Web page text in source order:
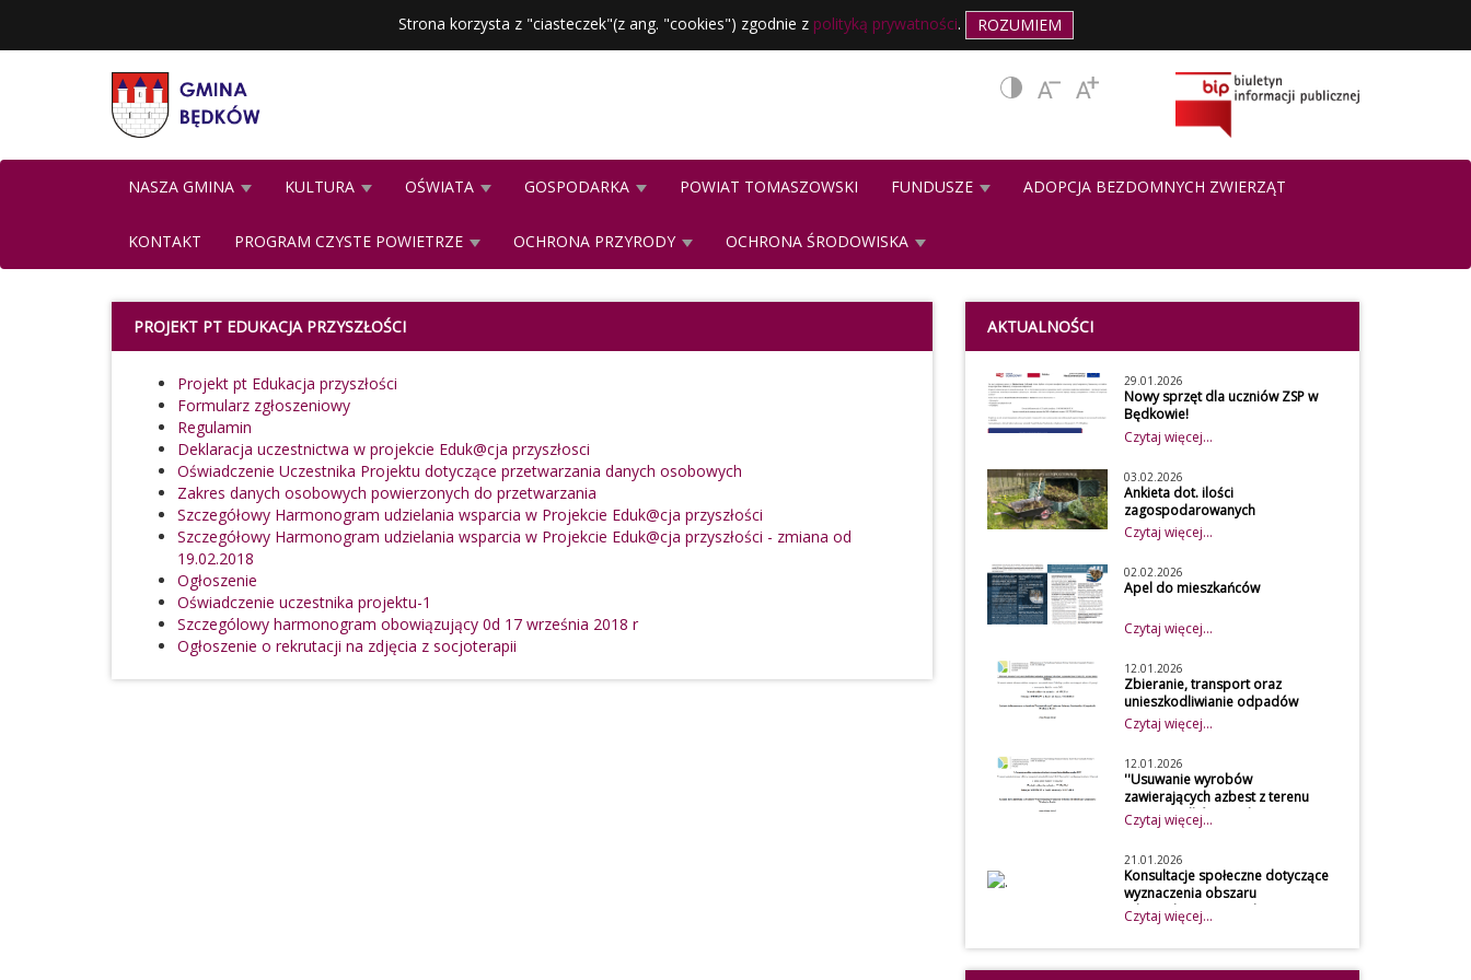
Strona korzysta z "ciasteczek"(z ang. "cookies") zgodnie z polityką prywatności. ROZUMIEM
NASZA GMINA KULTURA OŚWIATA GOSPODARKA POWIAT TOMASZOWSKI FUNDUSZE ADOPCJA BEZDOMNYCH ZWIERZĄT
KONTAKT PROGRAM CZYSTE POWIETRZE OCHRONA PRZYRODY OCHRONA ŚRODOWISKA
PROJEKT PT EDUKACJA PRZYSZŁOŚCI
Projekt pt Edukacja przyszłości
Formularz zgłoszeniowy
Regulamin
Deklaracja uczestnictwa w projekcie Eduk@cja przyszłosci
Oświadczenie Uczestnika Projektu dotyczące przetwarzania danych osobowych
Zakres danych osobowych powierzonych do przetwarzania
Szczegółowy Harmonogram udzielania wsparcia w Projekcie Eduk@cja przyszłości
Szczegółowy Harmonogram udzielania wsparcia w Projekcie Eduk@cja przyszłości - zmiana od
19.02.2018
Ogłoszenie
Oświadczenie uczestnika projektu-1
Szczególowy harmonogram obowiązujący 0d 17 września 2018 r
Ogłoszenie o rekrutacji na zdjęcia z socjoterapii
AKTUALNOŚCI
29.01.2026
Nowy sprzęt dla uczniów ZSP w
Będkowie!
Czytaj więcej...
03.02.2026
Ankieta dot. ilości
zagospodarowanych
bioodpadów w kompostowniku
przydomowym w 2026 roku
Szanowni mieszkańcy
Z uwagi na obowiązek
wymaganego poziomu
udostępniamy do
wypełnienia przez
mieszkańców naszej
gminy ankietę, która
dotyczy
zagospodarowania
bioodpadów w
kompostowniku
przydomowym. Dane
zawarte w ankiecie będą
wykorzystywane przez
Urząd Gminy Będków
przy obliczeniu
Czytaj więcej...
02.02.2026
Apel do mieszkańców
Czytaj więcej...
12.01.2026
Zbieranie, transport oraz
unieszkodliwianie odpadów
zawierających azbest w
gospodarstwach rolnych z terenu
Czytaj więcej...
12.01.2026
''Usuwanie wyrobów
zawierających azbest z terenu
Gminy Będków w roku 2025''
Czytaj więcej...
21.01.2026
Konsultacje społeczne dotyczące
wyznaczenia obszaru
zdegradowanego i obszaru
rewitalizacji Gminy Będków
Konsultacje
społeczne dotyczące
Czytaj więcej...